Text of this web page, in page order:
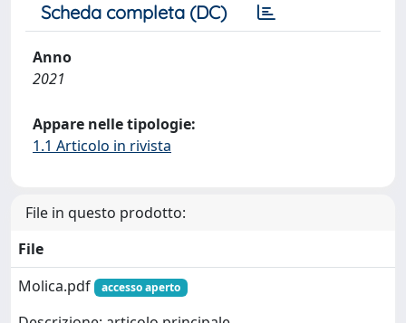
Scheda completa (DC)
Anno
2021
Appare nelle tipologie:
1.1 Articolo in rivista
File in questo prodotto:
File
Molica.pdf
accesso aperto